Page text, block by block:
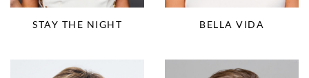
STAY THE NIGHT BELLA VIDA